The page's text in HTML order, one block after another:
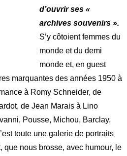
d’ouvrir ses «
archives souvenirs ».
S’y côtoient femmes du
monde et du demi
monde et, en guest
marquantes des années 1950 à
à Romy Schneider, de
de Jean Marais à Lino
Pousse, Michou, Barclay,
toute une galerie de portraits
que nous brosse, avec humour, le